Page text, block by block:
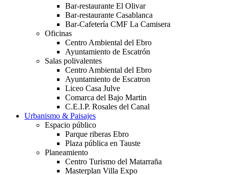
Bar-restaurante El Olivar
Bar-restaurante Casablanca
Bar-Cafetería CMF La Camisera
Oficinas
Centro Ambiental del Ebro
Ayuntamiento de Escatrón
Salas polivalentes
Centro Ambiental del Ebro
Ayuntamiento de Escatron
Liceo Casa Julve
Comarca del Bajo Martin
C.E.I.P. Rosales del Canal
Urbanismo & Paisajes
Espacio público
Parque riberas Ebro
Plaza pública en Tauste
Planeamiento
Centro Turismo del Matarraña
Masterplan Villa Expo